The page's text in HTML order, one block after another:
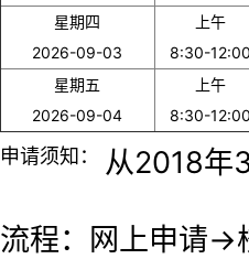
星期四
2026-09-03
上午
8:30-
星期五
2026-09-04
上午
8:30-
申请须知： 从2018年
流程：网上申请→